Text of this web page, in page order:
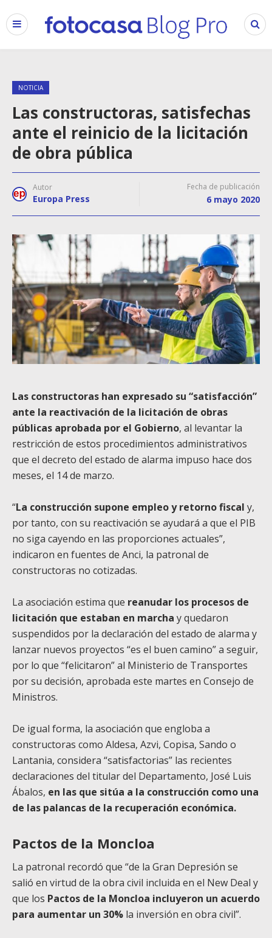
NOTICIA
Las constructoras, satisfechas
ante el reinicio de la licitación
de obra pública
Autor
Europa Press
Fecha de publicación
6 mayo 2020
Las constructoras han expresado su “satisfacción”
ante la reactivación de la licitación de obras
públicas aprobada por el Gobierno, al levantar la
restricción de estos procedimientos administrativos
que el decreto del estado de alarma impuso hace dos
meses, el 14 de marzo.
“La construcción supone empleo y retorno fiscal y,
por tanto, con su reactivación se ayudará a que el PIB
no siga cayendo en las proporciones actuales”,
indicaron en fuentes de Anci, la patronal de
constructoras no cotizadas.
La asociación estima que reanudar los procesos de
licitación que estaban en marcha y quedaron
suspendidos por la declaración del estado de alarma y
lanzar nuevos proyectos “es el buen camino” a seguir,
por lo que “felicitaron” al Ministerio de Transportes
por su decisión, aprobada este martes en Consejo de
Ministros.
De igual forma, la asociación que engloba a
constructoras como Aldesa, Azvi, Copisa, Sando o
Lantania, considera “satisfactorias” las recientes
declaraciones del titular del Departamento, José Luis
Ábalos, en las que sitúa a la construcción como una
de las palancas de la recuperación económica.
Pactos de la Moncloa
La patronal recordó que “de la Gran Depresión se
salió en virtud de la obra civil incluida en el New Deal y
que los Pactos de la Moncloa incluyeron un acuerdo
para aumentar un 30% la inversión en obra civil”.